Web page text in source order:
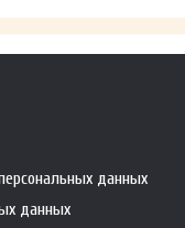
данных
данных